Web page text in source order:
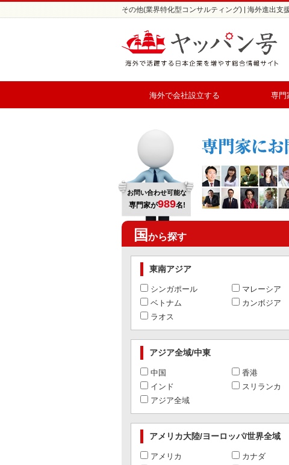
その他(業界特化型コンサルティング) | 海外進出支
海外で会社設立する 専門
お問い合わせ可能な
専門家が989名!
国から探す
東南アジア
シンガポール マレーシア
ベトナム
カンボジア
ラオス
アジア全域/中東
中国 香港
インド
スリランカ
アジア全域
アメリカ大陸/ヨーロッパ/世界全域
アメリカ カナダ